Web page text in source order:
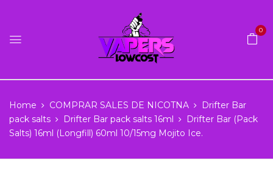
0
Home COMPRAR SALES DE NICOTNA
Drifter Bar
pack salts
Drifter Bar pack salts 16ml
Drifter Bar (Pack
Salts) 16ml (Longfill) 60ml 10/15mg Mojito Ice.